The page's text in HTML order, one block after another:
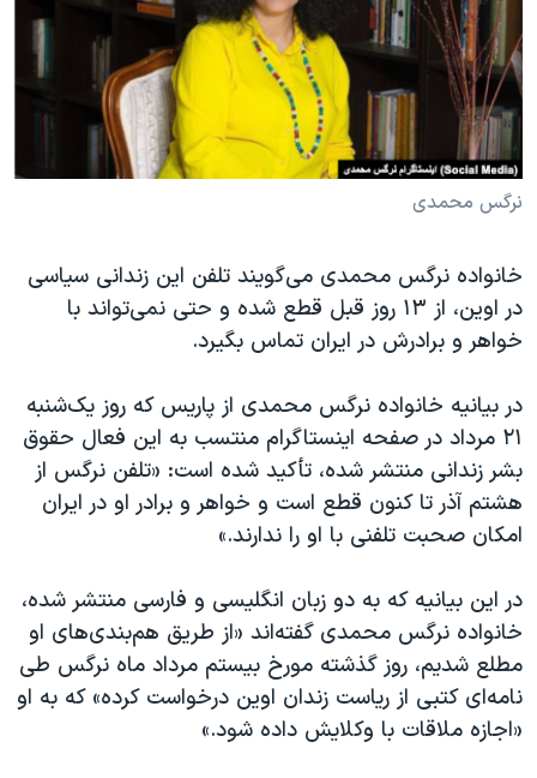
فرهنگ و زندگی
حقوق شهروندی
اقتصادی
علم و فناوری
اسرائیل در جنگ
آرشیو پخش زنده
مستندها
انتخابات ریاست جمهوری آمریکا ۲۰۲۴
حمله جمهوری اسلامی به اسرائیل
رمز مهسا
ورزش زنان در ایران
مجموعه مستندهای دادخواهی
تریبونال مردمی آبان ۹۸
چهل سال گروگان‌گیری
قانون شفافیت دارائی کادر رهبری ایران
اعتراضات مردمی آبان ۹۸
اسرائیل در جنگ
نرگس محمدی برنده جایزه نوبل صلح
همایش محافظه‌کاران آمریکا «سی‌پک»
صفحه‌های ویژه
سفر پرزیدنت ترامپ به چین
دنبال کنید
زبانهای مختلف
نرگس محمدی
خانواده نرگس محمدی می‌گویند تلفن این زندانی سیاسی
در اوین، از ۱۳ روز قبل قطع شده و حتی نمی‌تواند با
خواهر و برادرش در ایران تماس بگیرد.
در بیانیه خانواده نرگس محمدی از پاریس که روز یک‌شنبه
۲۱ مرداد در صفحه اینستاگرام منتسب به این فعال حقوق
بشر زندانی منتشر شده، تأکید شده است: «تلفن نرگس از
هشتم آذر تا کنون قطع است و خواهر و برادر او در ایران
امکان صحبت تلفنی با او را ندارند.»
در این بیانیه که به دو زبان انگلیسی و فارسی منتشر شده،
خانواده نرگس محمدی گفته‌اند «از طریق هم‌بندی‌های او
مطلع شدیم، روز گذشته مورخ بیستم مرداد ماه نرگس طی
نامه‌ای کتبی از ریاست زندان اوین درخواست کرده» که به او
«اجازه ملاقات با وکلایش داده شود.»